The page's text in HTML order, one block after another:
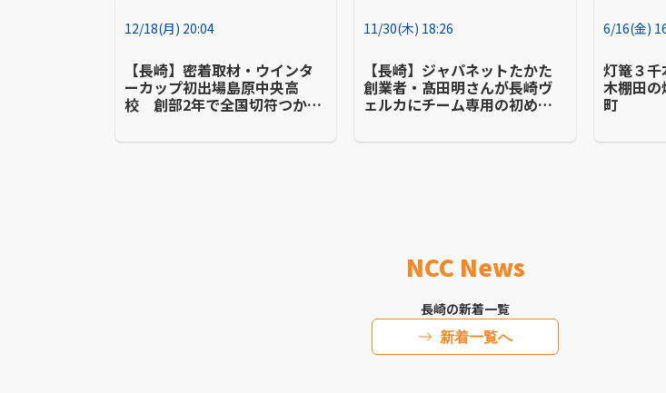
12/18(月) 20:04
【長崎】密着取材・ウインタ
ーカップ初出場島原中央高
校 創部2年で全国切符つかん
11/30(木) 18:26
【長崎】ジャパネットたかた
創業者・髙田明さんが長崎ヴ
ェルカにチーム専用の初めて
6/16(金)
灯篭３
木棚田
町
NCC News
長崎の新着一覧
新着一覧へ